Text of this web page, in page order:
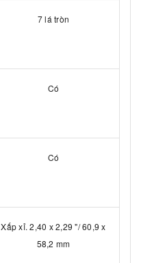
7 lá tròn
Có
Có
Xấp xỉ. 2,40 x 2,29 "/ 60,9 x
58,2 mm